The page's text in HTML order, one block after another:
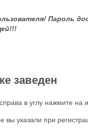
Пароль
заведен
в углу нажмите на
вы указали при